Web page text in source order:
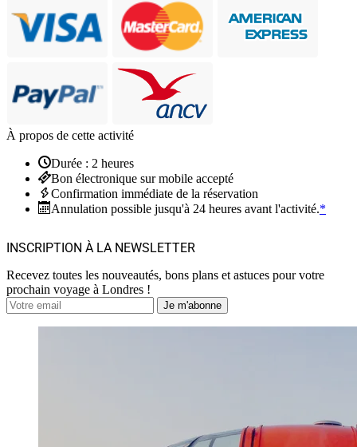
À propos de cette activité
Durée : 2 heures
Bon électronique sur mobile accepté
Confirmation immédiate de la réservation
Annulation possible jusqu'à 24 heures avant l'activité.*
INSCRIPTION À LA NEWSLETTER
Recevez toutes les nouveautés, bons plans et astuces pour votre
prochain voyage à Londres !
Je m'abonne